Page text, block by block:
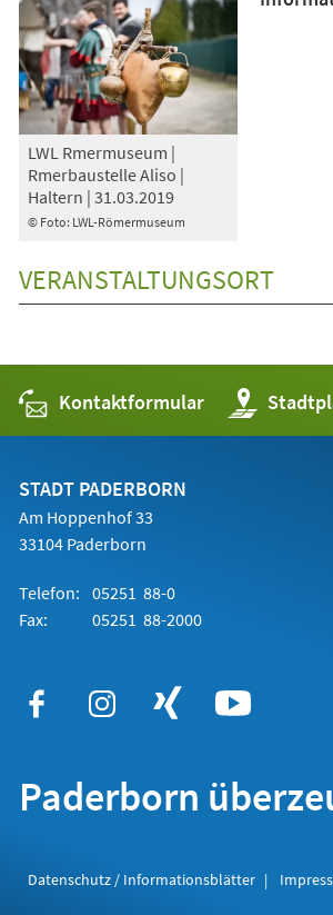
© Foto: LWL-Römermuseum
LWL Rmermuseum |
Rmerbaustelle Aliso |
Haltern | 31.03.2019
VERANSTALTUNGSORT
Kontaktformular (Öffnet
in
einem
STADT PADERBORN
Am Hoppenhof 33
33104 Paderborn
Telefon: 05251 88-0
Fax:
05251 88-2000
Paderborn
Datenschutz / Informationsblätter